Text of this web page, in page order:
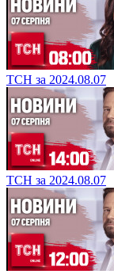
ТСН за 2024.08.07
ТСН за 2024.08.07